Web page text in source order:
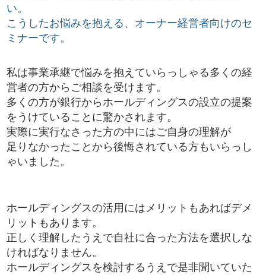
い。
こうしたお悩みを抱える、オーナー経営者向けのセ
ミナーです。
私は事業承継で悩みを抱えていらっしゃる多くの経
営者の方からご相談を受けます。
多くの方が銀行からホールディングスの設立の提案
をうけていることに驚かされます。
実際に実行なさった方の中にはご自身の理解が
足りなかったことから後悔されている方もいらっし
ゃいました。
ホールディングスの活用にはメリットもあればデメ
リットもあります。
正しく理解したうえで自社に合った方法を選択しな
ければなりません。
ホールディングスを検討するうえで是非聞いていた